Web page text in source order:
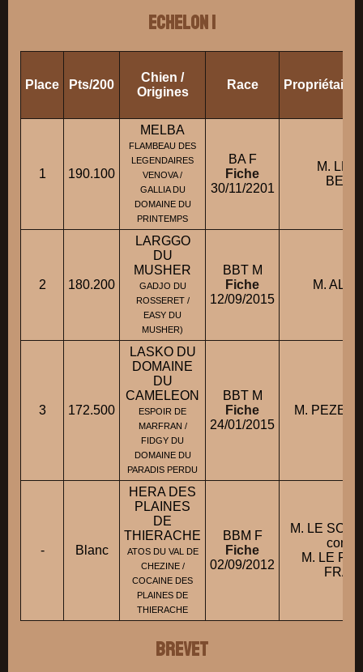
ECHELON 1
Place Pts/200
Chien /
Origines
Race
1 190.100
MELBA
FLAMBEAU DES
LEGENDAIRES
VENOVA /
GALLIA DU
DOMAINE DU
PRINTEMPS
BA F
Fiche
30/11/2201
M. LE
2 180.200
LARGGO
DU
MUSHER
GADJO DU
ROSSERET /
EASY DU
MUSHER)
BBT M
Fiche
12/09/2015
M.
3 172.500
LASKO DU
DOMAINE
DU
CAMELEON
ESPOIR DE
MARFRAN /
FIDGY DU
DOMAINE DU
PARADIS PERDU
BBT M
Fiche
24/01/2015
M.
- Blanc
HERA DES
PLAINES
DE
THIERACHE
ATOS DU VAL DE
CHEZINE /
COCAINE DES
PLAINES DE
THIERACHE
BBM F
Fiche
02/09/2012
M. LE
M. LE
BREVET